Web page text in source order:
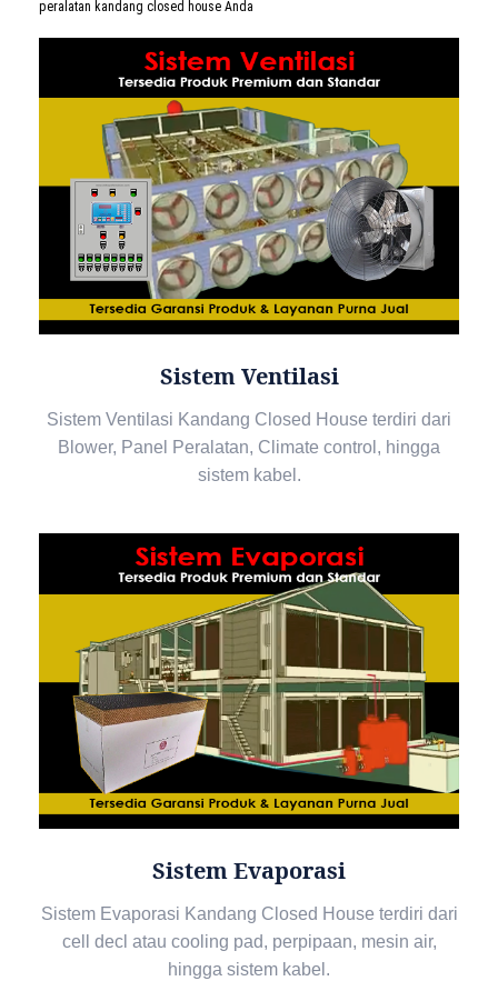
peralatan kandang closed house Anda
Sistem Ventilasi
Sistem Ventilasi Kandang Closed House terdiri dari
Blower, Panel Peralatan, Climate control, hingga
sistem kabel.
Sistem Evaporasi
Sistem Evaporasi Kandang Closed House terdiri dari
cell decl atau cooling pad, perpipaan, mesin air,
hingga sistem kabel.